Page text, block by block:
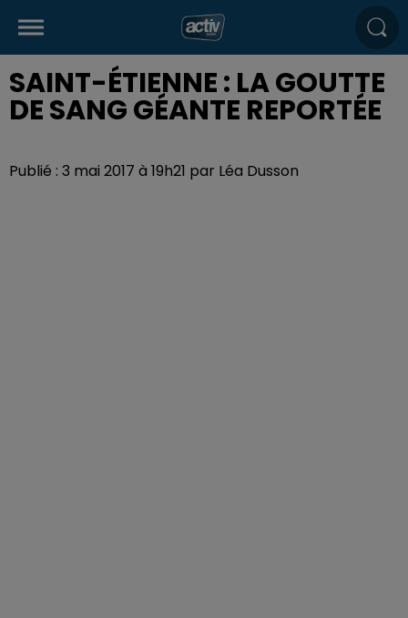
SAINT-ÉTIENNE : LA GOUTTE
DE SANG GÉANTE REPORTÉE
Publié : 3 mai 2017 à 19h21 par Léa Dusson